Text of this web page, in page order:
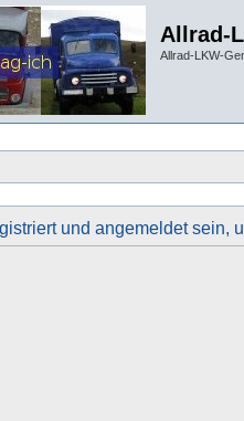
Allrad-
Allrad-LKW-
und angemeldet sein,